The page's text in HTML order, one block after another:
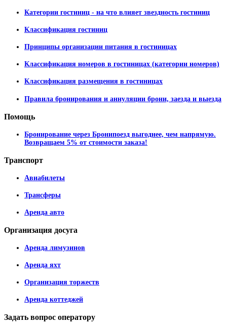
Категории гостиниц - на что влияет звездность гостиниц
Классификация гостиниц
Принципы организации питания в гостиницах
Классификация номеров в гостиницах (категории номеров)
Классификация размещения в гостиницах
Правила бронирования и аннуляции брони, заезда и выезда
Помощь
Бронирование через Бронипоезд выгоднее, чем напрямую.
Возвращаем 5% от стоимости заказа!
Транспорт
Авиабилеты
Трансферы
Аренда авто
Организация досуга
Аренда лимузинов
Аренда яхт
Организация торжеств
Аренда коттеджей
Задать вопрос оператору